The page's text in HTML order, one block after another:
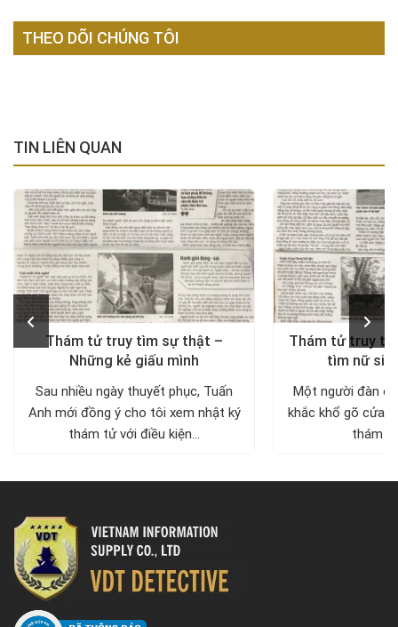
THEO DÕI CHÚNG TÔI
TIN LIÊN QUAN
Thám tử truy tìm sự thật –
Những kẻ giấu mình
Sau nhiều ngày thuyết phục, Tuấn
Anh mới đồng ý cho tôi xem nhật ký
thám tử với điều kiện...
Thám tử truy
tìm nữ
Một người đàn
khắc khổ gõ cửa
thám